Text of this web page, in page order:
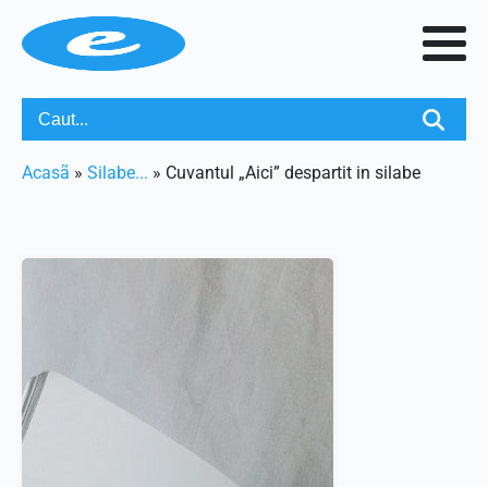
Acasã » Silabe... » Cuvantul „Aici” despartit in silabe